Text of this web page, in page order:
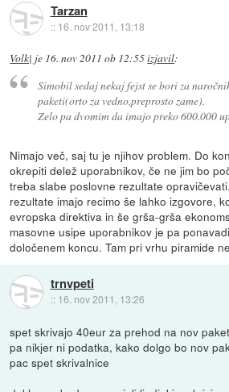
Tarzan
:: 16. nov 2011, 13:18
Volk| je 16. nov 2011 ob 12:55izjavil:
Simobil sedaj nekaj fejst se bori za
paketi(orto za vedno,preprosto zame).
Zelo pa dvomim da imajo preko 600.000
Nimajo več, saj tu je njihov problem. Do
okrepiti delež uporabnikov, če ne jim bo
treba slabe poslovne rezultate
rezultate imajo recimo še lahko izgovore,
evropska direktiva in še grša-grša
masovne usipe uporabnikov je pa
določenem koncu. Tam pri vrhu piramide
trnvpeti
:: 16. nov 2011, 13:26
spet skrivajo 40eur za prehod na nov paket
pa nikjer ni podatka, kako dolgo bo nov
pac spet skrivalnice